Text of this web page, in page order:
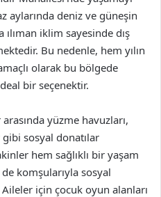
aylarında deniz ve güneşin
ılıman iklim sayesinde dış
Bu nedenle, hem yılın
olarak bu bölgede
bir seçenektir.
yüzme havuzları,
sosyal donatılar
hem sağlıklı bir yaşam
komşularıyla sosyal
için çocuk oyun alanları